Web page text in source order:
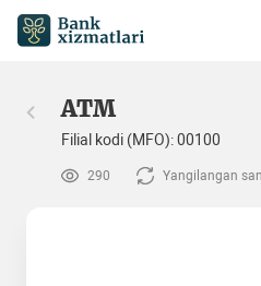
ATM
Filial kodi (MFO): 00100
290 Yangilangan